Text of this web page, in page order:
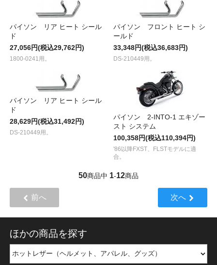
パイソン リア ヒート シール
ド
27,056円(税込29,762円)
1800-0241用。
パイソン フロント ヒート シ
ールド
33,348円(税込36,683円)
DS-210449用。
パイソン リア ヒート シール
ド
28,629円(税込31,492円)
DS-210449用。
パイソン 2-INTO-1 エキゾー
スト システム
100,358円(税込110,394円)
'86以降FXST、FLSTモデルに適
合。
50商品中 1-12商品
前へ 次へ
ほかの商品を探す